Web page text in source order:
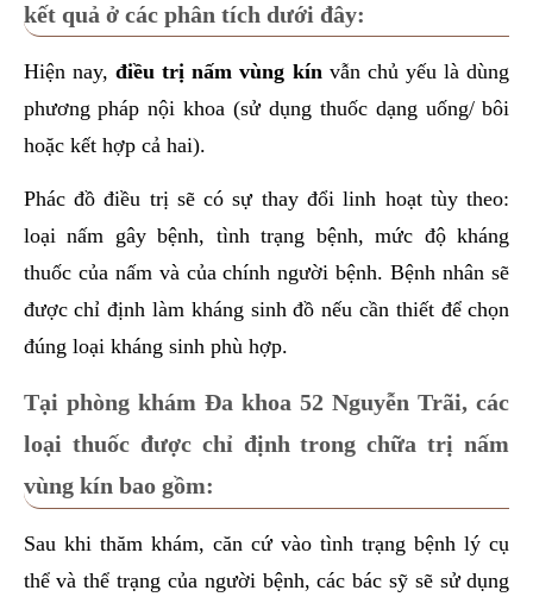
kết quả ở các phân tích dưới đây:
Hiện nay, điều trị nấm vùng kínvẫn chủ yếu là dùng
phương pháp nội khoa (sử dụng thuốc dạng uống/ bôi
hoặc kết hợp cả hai).
Phác đồ điều trị sẽ có sự thay đổi linh hoạt tùy theo:
loại nấm gây bệnh, tình trạng bệnh, mức độ kháng
thuốc của nấm và của chính người bệnh. Bệnh nhân sẽ
được chỉ định làm kháng sinh đồ nếu cần thiết để chọn
đúng loại kháng sinh phù hợp.
Tại phòng khám Đa khoa 52 Nguyễn Trãi, các
loại thuốc được chỉ định trong chữa trị nấm
vùng kín bao gồm:
Sau khi thăm khám, căn cứ vào tình trạng bệnh lý cụ
thể và thể trạng của người bệnh, các bác sỹ sẽ sử dụng